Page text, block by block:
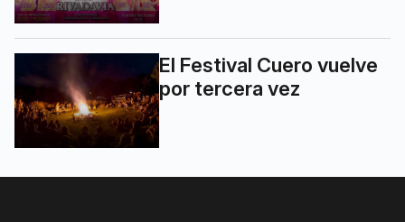
El Festival Cuero vuelve
por tercera vez